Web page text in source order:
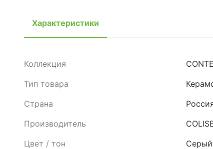
Характеристики
Коллекция
Тип товара
Страна
Производитель
Цвет / тон
Серый